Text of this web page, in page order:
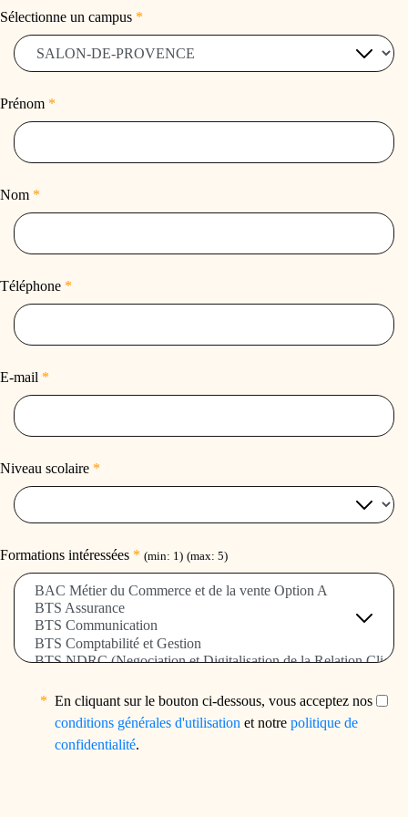
Sélectionne un campus *
Prénom *
Nom *
Téléphone *
E-mail *
Niveau scolaire *
Formations intéressées * (min: 1) (max: 5)
* En cliquant sur le bouton ci-dessous, vous acceptez nos
conditions générales d'utilisation et notre politique de
confidentialité.